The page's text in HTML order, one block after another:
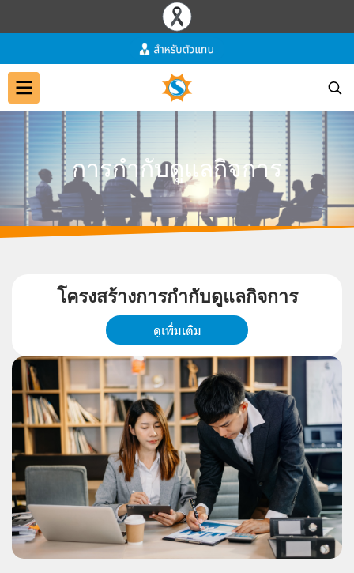
การกำกับดูแลกิจการ
โครงสร้างการกำกับดูแลกิจการ
ดูเพิ่มเติม